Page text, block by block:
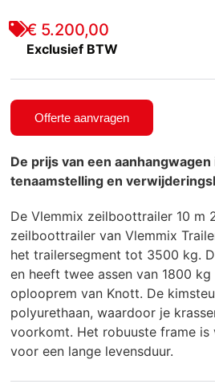
€ 5.200,00
Exclusief BTW
Offerte aanvragen
De prijs van een
tenaamstelling en
De Vlemmix zeilboottrailer 10 m
zeilboottrailer van Vlemmix
het trailersegment tot 3500 kg.
en heeft twee assen van 1800
oplooprem van Knott. De
polyurethaan, waardoor je
voorkomt. Het robuuste frame is
voor een lange levensduur.